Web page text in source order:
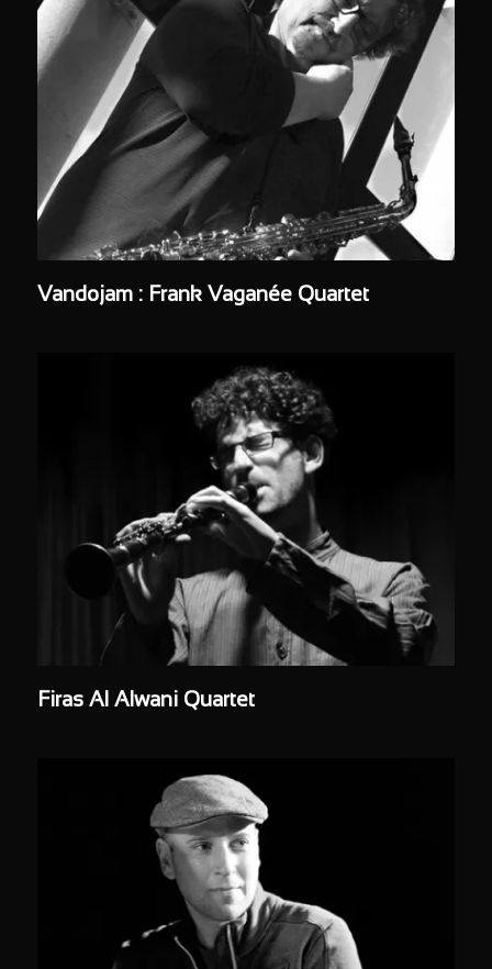
Vandojam : Frank Vaganée Quartet
Firas Al Alwani Quartet